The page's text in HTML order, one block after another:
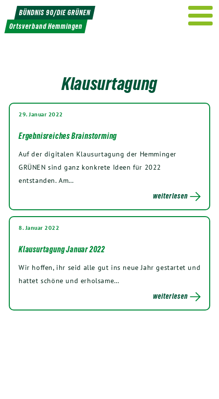
Weiter
zum
Inhalt
BÜNDNIS 90/DIE GRÜNEN
Ortsverband Hemmingen
Klausurtagung
29. Januar 2022
Ergebnisreiches Brainstorming
Auf der digitalen Klausurtagung der Hemminger
GRÜNEN sind ganz konkrete Ideen für 2022
entstanden. Am…
weiterlesen
8. Januar 2022
Klausurtagung Januar 2022
Wir hoffen, ihr seid alle gut ins neue Jahr gestartet und
hattet schöne und erholsame…
weiterlesen